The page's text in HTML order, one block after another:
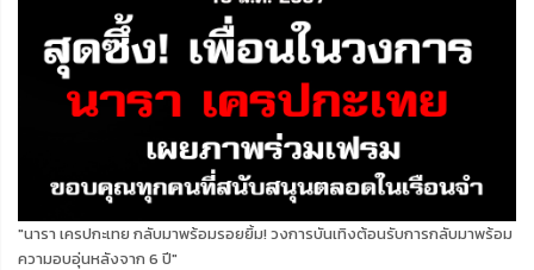
"นารา เครปกะเทย กลับมาพร้อมรอยยิ้ม! วงการบันเทิงต้อนรับการกลับมาพร้อม
ความอบอุ่นหลังจาก 6 ปี"